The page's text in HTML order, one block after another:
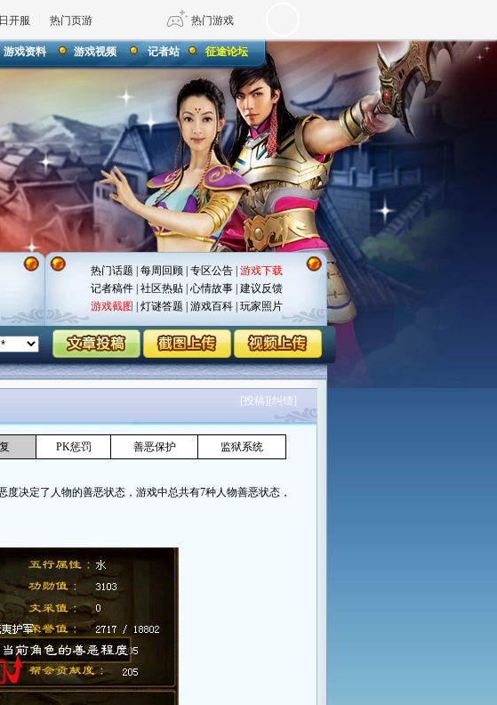
开服 热门页游 热门游戏
传奇4
天堂 剑网3旗舰版 新天龙八部
王权与自由 诛仙世界 仙剑世界
游戏资料 游戏视频 记者站 征途论坛
热门话题 每周回顾| 专区公告| 游戏下载
记者稿件| 社区热贴| 心情故事| 建议反馈
游戏截图
灯谜答题 游戏百科| 玩家照片
[投稿][纠错]
PK惩罚 善恶保护 监狱系统
决定了人物的善恶状态，游戏中总共有7种人物善恶状态，